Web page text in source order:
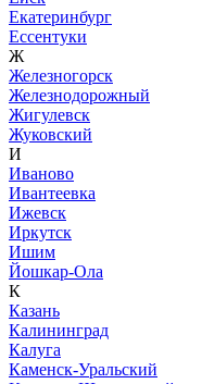
Екатеринбург
Ессентуки
Ж
Железногорск
Железнодорожный
Жигулевск
Жуковский
И
Иваново
Ивантеевка
Ижевск
Иркутск
Ишим
Йошкар-Ола
К
Казань
Калининград
Калуга
Каменск-Уральский